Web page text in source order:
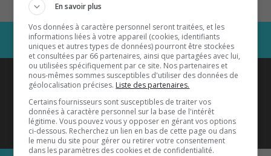
Coyote New Countryest diffusé
également sur1033 HD2
Écoutez-nous aussi sur…
En savoir plus
Vos données à caractère personnel seront traitées, et les
informations liées à votre appareil (cookies, identifiants
uniques et autres types de données) pourront être stockées
et consultées par 66 partenaires, ainsi que partagées avec lui,
ou utilisées spécifiquement par ce site. Nos partenaires et
nous-mêmes sommes susceptibles d'utiliser des données de
géolocalisation précises. Liste des partenaires.
Certains fournisseurs sont susceptibles de traiter vos
données à caractère personnel sur la base de l'intérêt
légitime. Vous pouvez vous y opposer en gérant vos options
ci-dessous. Recherchez un lien en bas de cette page ou dans
le menu du site pour gérer ou retirer votre consentement
dans les paramètres des cookies et de confidentialité.